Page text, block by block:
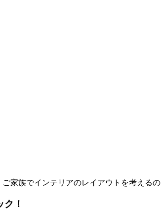
家族でインテリアのレイアウトを考える
！